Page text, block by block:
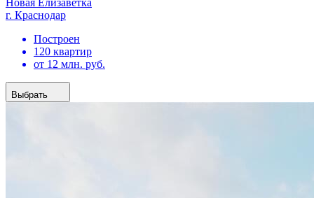
Новая Елизаветка
г. Краснодар
Построен
120 квартир
от 12 млн. руб.
Выбрать